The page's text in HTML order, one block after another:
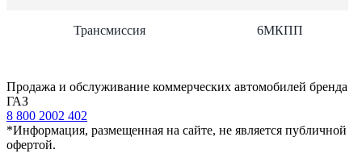
Трансмиссия 6МКПП
Продажа и обслуживание коммерческих автомобилей бренда
ГАЗ
8 800 2002 402
*Информация, размещенная на сайте, не является публичной
офертой.